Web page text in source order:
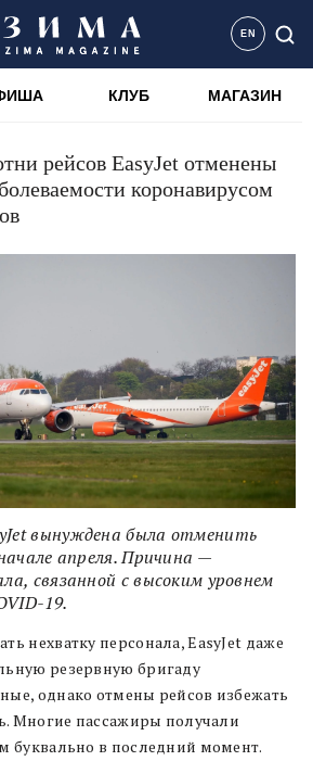
EN
КЛУБ МАГАЗИН
рейсов EasyJet отменены
коронавирусом
вынуждена была отменить
апреля. Причина —
связанной с высоким уровнем
19.
нехватку персонала, EasyJet даже
резервную бригаду
однако отмены рейсов избежать
Многие пассажиры получали
буквально в последний момент.